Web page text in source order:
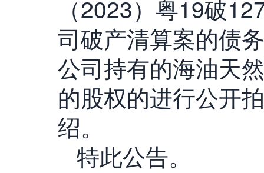
（2023）粤19破
司破产清算案的债
公司持有的海油天
的股权的进行公开
绍。
特此公告。